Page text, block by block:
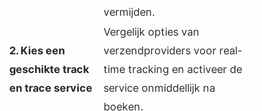
vermijden.
2. Kies een
geschikte track
en trace service
Vergelijk opties van
verzendproviders voor real-
time tracking en activeer de
service onmiddellijk na
boeken.